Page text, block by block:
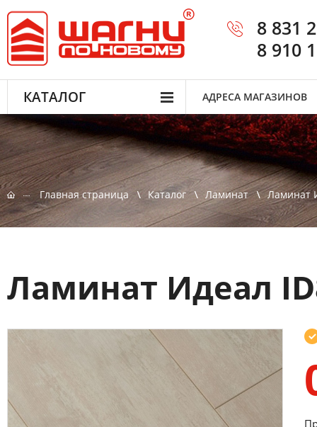
8 831
8 910
КАТАЛОГ АДРЕСА МАГАЗИНОВ
Главная страница Каталог Ламинат Ламинат
Ламинат Идеал